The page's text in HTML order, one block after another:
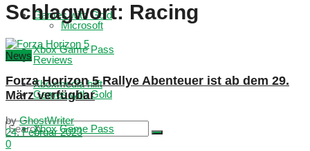
Games with Gold
Xbox Game Pass
Xboxmedia hilft
Microsoft
Reviews
Games with Gold
Xbox Game Pass
Schlagwort: Racing
News
Forza Horizon 5 Rallye Abenteuer ist ab dem 29.
März verfügbar
by GhostWriter
24. Februar 2023
0